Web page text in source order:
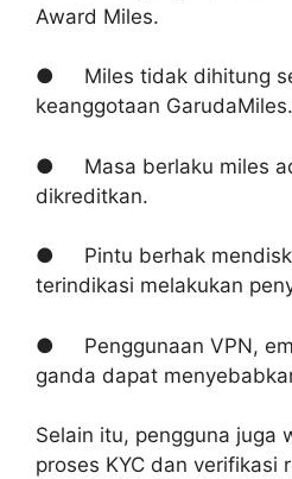
Award Miles.
● Miles tidak dihitung
keanggotaan GarudaMiles.
● Masa berlaku miles
dikreditkan.
● Pintu berhak
terindikasi melakukan
● Penggunaan VPN,
ganda dapat
Selain itu, pengguna juga
proses KYC dan verifikasi